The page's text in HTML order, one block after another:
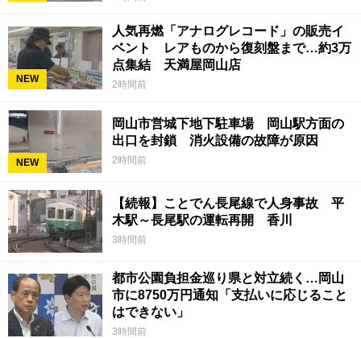
NEW
人気再燃「アナログレコード」の販売イ
ベント レアものから復刻盤まで…約3万
点集結 天満屋岡山店
2時間前
NEW
岡山市営城下地下駐車場 岡山駅方面の
出口を封鎖 消火設備の故障が原因
2時間前
【続報】ことでん長尾線で人身事故 平
木駅～長尾駅の運転再開 香川
3時間前
都市公園負担金巡り県と対立続く…岡山
市に8750万円通知「支払いに応じること
はできない」
3時間前